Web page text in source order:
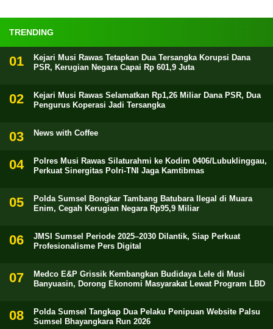
TRENDING
Kejari Musi Rawas Tetapkan Dua Tersangka Korupsi Dana
PSR, Kerugian Negara Capai Rp 601,9 Juta
Kejari Musi Rawas Selamatkan Rp1,26 Miliar Dana PSR, Dua
Pengurus Koperasi Jadi Tersangka
News with Coffee
Polres Musi Rawas Silaturahmi ke Kodim 0406/Lubuklinggau,
Perkuat Sinergitas Polri-TNI Jaga Kamtibmas
Polda Sumsel Bongkar Tambang Batubara Ilegal di Muara
Enim, Cegah Kerugian Negara Rp95,9 Miliar
JMSI Sumsel Periode 2025–2030 Dilantik, Siap Perkuat
Profesionalisme Pers Digital
Medco E&P Grissik Kembangkan Budidaya Lele di Musi
Banyuasin, Dorong Ekonomi Masyarakat Lewat Program LBD
Polda Sumsel Tangkap Dua Pelaku Penipuan Website Palsu
Sumsel Bhayangkara Run 2026